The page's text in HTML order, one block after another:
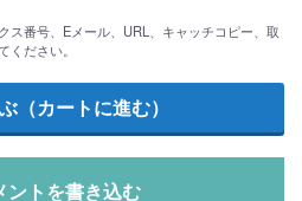
ス番号、Eメール、URL、キャッチコピー、取
ださい。
ントを書き込む